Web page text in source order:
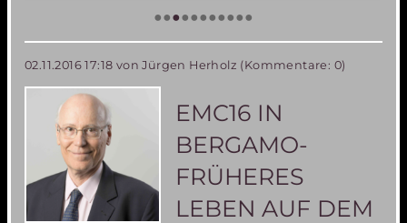
•••••••••••
02.11.2016 17:18 von Jürgen Herholz (Kommentare: 0)
EMC16 IN
BERGAMO-
FRÜHERES
LEBEN AUF DEM